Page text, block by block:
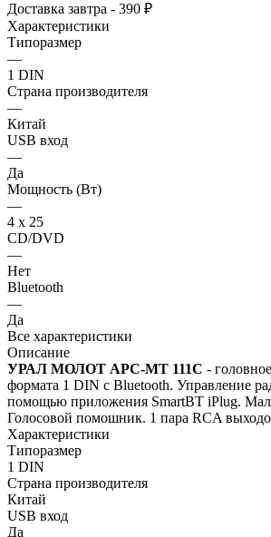
Доставка завтра - 390 ₽
Характеристики
Типоразмер
—
1 DIN
Страна производителя
—
Китай
USB вход
—
Да
Мощность (Вт)
—
4 х 25
CD/DVD
—
Нет
Bluetooth
—
Да
Все характеристики
Описание
УРАЛ МОЛОТ АРС-МТ 111С -
формата 1 DIN c Bluetooth. Управление
помощью приложения SmartBT iPlug.
Голосовой помошник. 1 пара RCA
Характеристики
Типоразмер
1 DIN
Страна производителя
Китай
USB вход
Да